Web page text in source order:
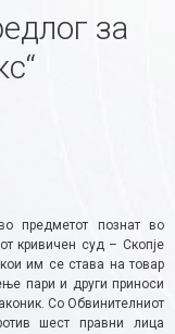
за
предметот познат во
кривичен суд – Скопје
им се става на товар
пари и други приноси
Со Обвинителниот
шест правни лица